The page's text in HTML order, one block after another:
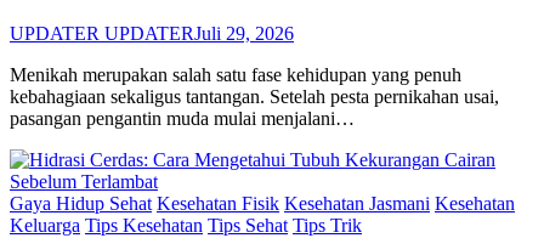
UPDATER UPDATERJuli 29, 2026
Menikah merupakan salah satu fase kehidupan yang penuh
kebahagiaan sekaligus tantangan. Setelah pesta pernikahan usai,
pasangan pengantin muda mulai menjalani…
Gaya Hidup Sehat Kesehatan Fisik Kesehatan Jasmani Kesehatan
Keluarga Tips Kesehatan Tips Sehat Tips Trik